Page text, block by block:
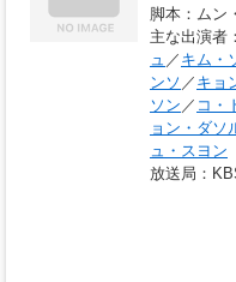
脚本 ：ムン
主な出演者 ：
ュ ／ キム・
ンソ ／ キョ
ソン ／ コ・
ョン・ダソ
ュ・スヨン
放送局 ：